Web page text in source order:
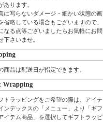
あります。
に写らないダメージ・細かい状態の画
省略している場合もございますので、
なる点等ございましたらお気軽にお問
下さいませ。
商品は配送日が指定できます。
Wrapping
トラッピングをご希望の際は、アイテ
ンデックスの「メニュー」より「ギフ
イテム商品」を選択してギフトラッピ